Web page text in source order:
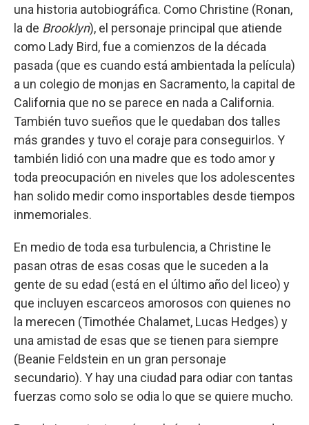
una historia autobiográfica. Como Christine (Ronan,
la de Brooklyn), el personaje principal que atiende
como Lady Bird, fue a comienzos de la década
pasada (que es cuando está ambientada la película)
a un colegio de monjas en Sacramento, la capital de
California que no se parece en nada a California.
También tuvo sueños que le quedaban dos talles
más grandes y tuvo el coraje para conseguirlos. Y
también lidió con una madre que es todo amor y
toda preocupación en niveles que los adolescentes
han solido medir como insportables desde tiempos
inmemoriales.
En medio de toda esa turbulencia, a Christine le
pasan otras de esas cosas que le suceden a la
gente de su edad (está en el último año del liceo) y
que incluyen escarceos amorosos con quienes no
la merecen (Timothée Chalamet, Lucas Hedges) y
una amistad de esas que se tienen para siempre
(Beanie Feldstein en un gran personaje
secundario). Y hay una ciudad para odiar con tantas
fuerzas como solo se odia lo que se quiere mucho.